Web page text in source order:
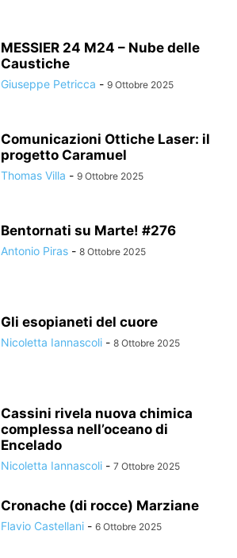
MESSIER 24 M24 – Nube delle
Caustiche
Giuseppe Petricca - 9 Ottobre 2025
Comunicazioni Ottiche Laser: il
progetto Caramuel
Thomas Villa - 9 Ottobre 2025
Bentornati su Marte! #276
Antonio Piras - 8 Ottobre 2025
Gli esopianeti del cuore
Nicoletta Iannascoli - 8 Ottobre 2025
Cassini rivela nuova chimica
complessa nell’oceano di
Encelado
Nicoletta Iannascoli - 7 Ottobre 2025
Cronache (di rocce) Marziane
Flavio Castellani - 6 Ottobre 2025